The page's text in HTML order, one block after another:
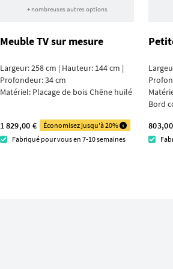
+ nombreuses autres options
Meuble TV sur mesure
Largeur: 258 cm | Hauteur: 144 cm |
Profondeur: 34 cm
Matériel: Placage de bois Chêne huilé
1 829,00 €
Économisez jusqu'à 20%
Fabriqué pour vous en 7-10 semaines
Bord